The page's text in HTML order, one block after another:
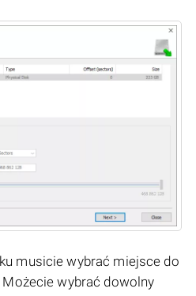
musicie wybrać miejsce do
wybrać dowolny